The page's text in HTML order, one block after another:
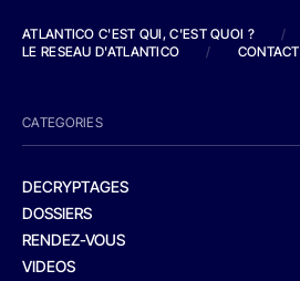
ATLANTICO C'EST QUI, C'EST QUOI ?
/
LE RESEAU D'ATLANTICO
/ CONTACT
CATEGORIES
DECRYPTAGES
DOSSIERS
RENDEZ-VOUS
VIDEOS